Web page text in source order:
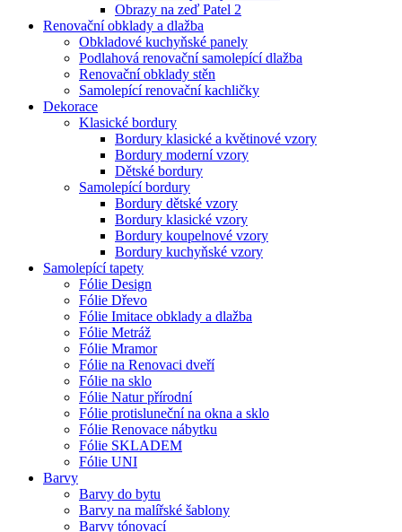
Obrazy na zeď Patel 2
Renovační obklady a dlažba
Obkladové kuchyňské panely
Podlahová renovační samolepící dlažba
Renovační obklady stěn
Samolepící renovační kachličky
Dekorace
Klasické bordury
Bordury klasické a květinové vzory
Bordury moderní vzory
Dětské bordury
Samolepící bordury
Bordury dětské vzory
Bordury klasické vzory
Bordury koupelnové vzory
Bordury kuchyňské vzory
Samolepící tapety
Fólie Design
Fólie Dřevo
Fólie Imitace obklady a dlažba
Fólie Metráž
Fólie Mramor
Fólie na Renovaci dveří
Fólie na sklo
Fólie Natur přírodní
Fólie protisluneční na okna a sklo
Fólie Renovace nábytku
Fólie SKLADEM
Fólie UNI
Barvy
Barvy do bytu
Barvy na malířské šablony
Barvy tónovací